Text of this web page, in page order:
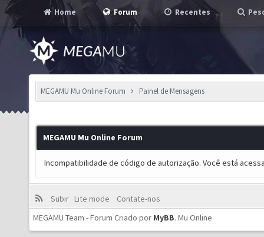
Home Forum Recentes
MEGAMU Mu Online Forum Painel de Mensagens
MEGAMU Mu Online Forum
Incompatibilidade de código de autorização. Você está
Subir Lite mode
Contate-nos
MEGAMU Team - Forum Criado por MyBB. Mu Online